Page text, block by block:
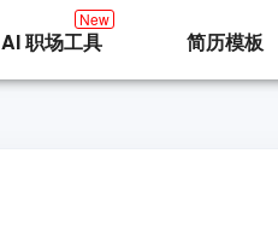
AI 职场工具
New
简历模板